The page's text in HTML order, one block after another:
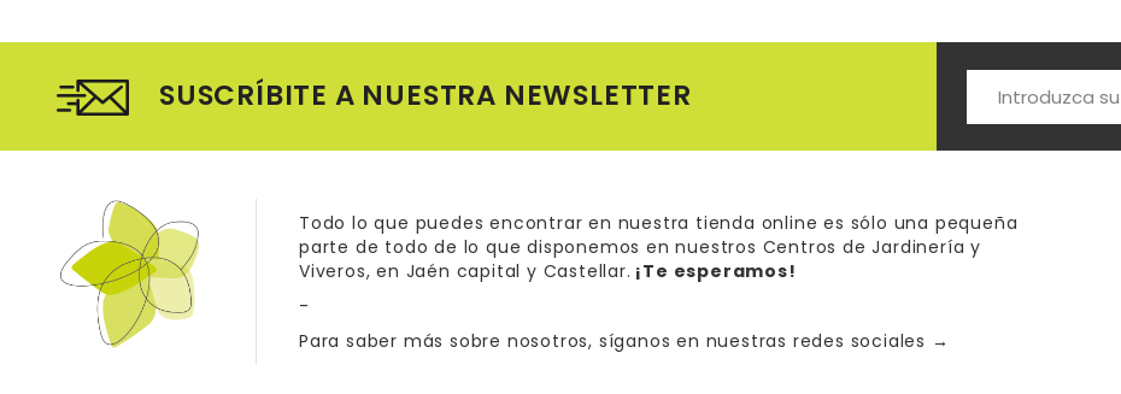
SUSCRÍBITE A NUESTRA NEWSLETTER
Todo lo que puedes encontrar en nuestra tienda online es sólo una pequeña
parte de todo de lo que disponemos en nuestros Centros de Jardinería y
Viveros, en Jaén capital y Castellar. ¡Te esperamos!
-
Para saber más sobre nosotros, síganos en nuestras redes sociales →